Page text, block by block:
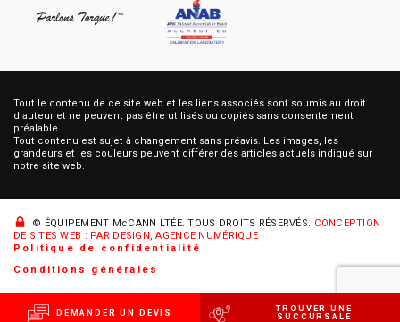
DEMANDER UN DEVIS
TROUVER UNE
SUCCURSALE
Tout le contenu de ce site web et les liens associés sont soumis au droit
d'auteur et ne peuvent pas être utilisés ou copiés sans consentement
préalable.
Tout contenu est sujet à changement sans préavis. Les images, les
grandeurs et les couleurs peuvent différer des articles actuels indiqué sur
notre site web.
© ÉQUIPEMENT McCANN LTÉE.TOUS DROITS RÉSERVÉS. CONCEPTION
DE SITES WEB : PAR DESIGN, AGENCE NUMÉRIQUE
Politique de confidentialité
Conditions générales